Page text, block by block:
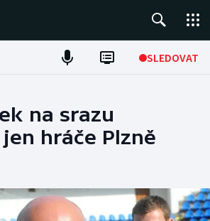
SLEDOVAT
na srazu
hráče Plzně